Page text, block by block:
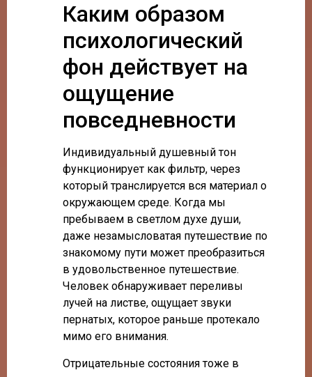
Каким образом
психологический
фон действует на
ощущение
повседневности
Индивидуальный душевный тон
функционирует как фильтр, через
который транслируется вся материал о
окружающем среде. Когда мы
пребываем в светлом духе души,
даже незамысловатая путешествие по
знакомому пути может преобразиться
в удовольственное путешествие.
Человек обнаруживает переливы
лучей на листве, ощущает звуки
пернатых, которое раньше протекало
мимо его внимания.
Отрицательные состояния тоже в